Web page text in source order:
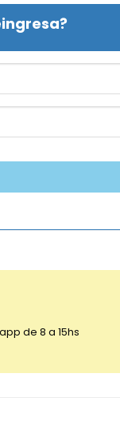
de 8 a 15hs